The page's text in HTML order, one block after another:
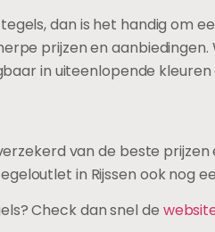
dan is het handig
prijzen en
in uiteenlopende
van de beste
in Rijssen ook nog
Check dan snel de